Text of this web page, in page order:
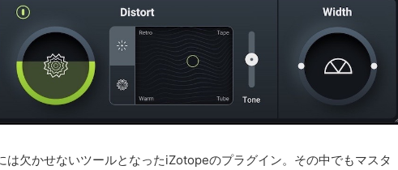
は欠かせないツールとなったiZotopeのプラグイン。その中でもマスタ